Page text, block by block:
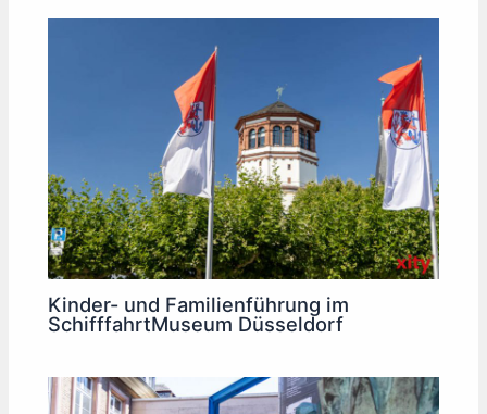
Kinder- und Familienführung im
SchifffahrtMuseum Düsseldorf